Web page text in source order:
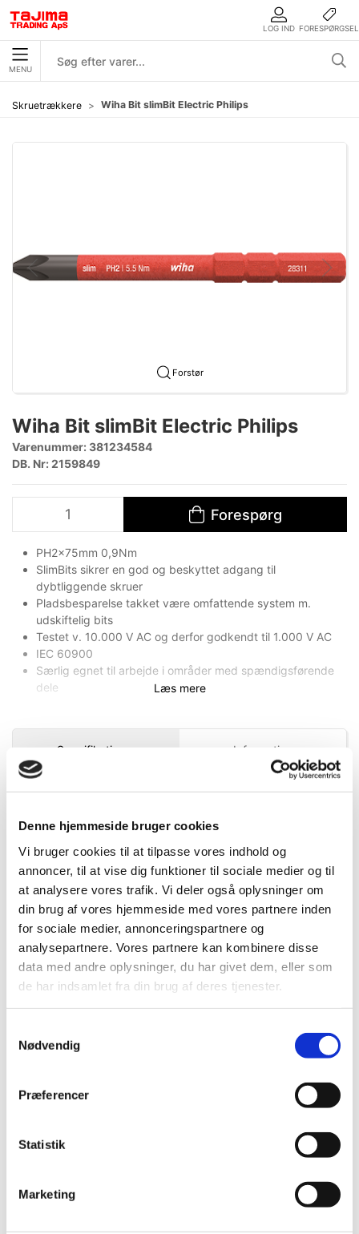
Denne hjemmeside bruger cookies
Vi bruger cookies til at tilpasse vores indhold og
annoncer, til at vise dig funktioner til sociale medier og til
at analysere vores trafik. Vi deler også oplysninger om
din brug af vores hjemmeside med vores partnere inden
for sociale medier, annonceringspartnere og
analysepartnere. Vores partnere kan kombinere disse
data med andre oplysninger, du har givet dem, eller som
de har indsamlet fra din brug af deres tjenester.
Nødvendig
Præferencer
Statistik
Marketing
LOG IND FORESPØRGSEL
MENU
Skruetrækkere Wiha Bit slimBit Electric Philips
Forstør
Wiha Bit slimBit Electric Philips
Varenummer: 381234584
DB. Nr: 2159849
Forespørg
PH2x75mm 0,9Nm
SlimBits sikrer en god og beskyttet adgang til
dybtliggende skruer
Pladsbesparelse takket være omfattende system m.
udskiftelig bits
Testet v. 10.000 V AC og derfor godkendt til 1.000 V AC
IEC 60900
Særlig egnet til arbejde i områder med spændigsførende
dele
Mere information
Læs mere
Specifikationer Information
EAN-nr. 4010995345846
Bedst sælgende i Skruetrækkere
381638600
Wiha LiftUp 25
Wiha Skruetrækker
Vis mere